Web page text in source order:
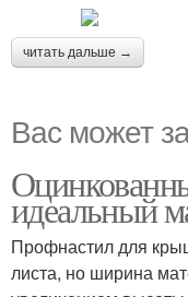
читать дальше →
Вас может
идеальный
Профнастил для
листа, но ширина